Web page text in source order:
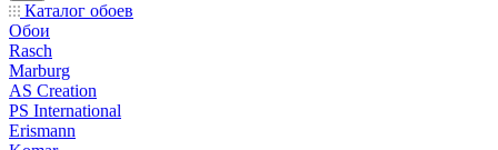
Каталог обоев
Обои
Rasch
Marburg
AS Creation
PS International
Erismann